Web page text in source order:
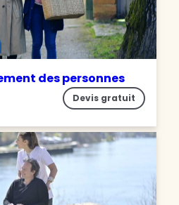
des personnes
Devis gratuit